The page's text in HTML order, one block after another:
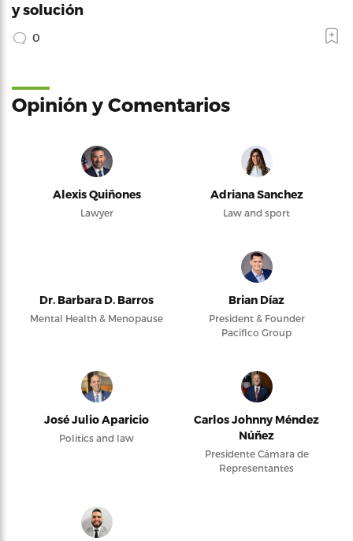
y solución
0
Opinión y Comentarios
Alexis Quiñones
Lawyer
Adriana Sanchez
Law and sport
Dr. Barbara D. Barros
Mental Health & Menopause
Brian Díaz
President & Founder
Pacifico Group
José Julio Aparicio
Politics and law
Carlos Johnny Méndez
Núñez
Presidente Cámara de
Representantes